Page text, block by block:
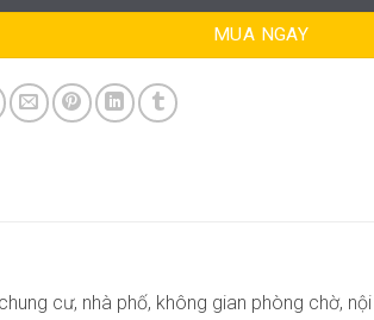
MUA NGAY
cư, nhà phố, không gian phòng chờ,